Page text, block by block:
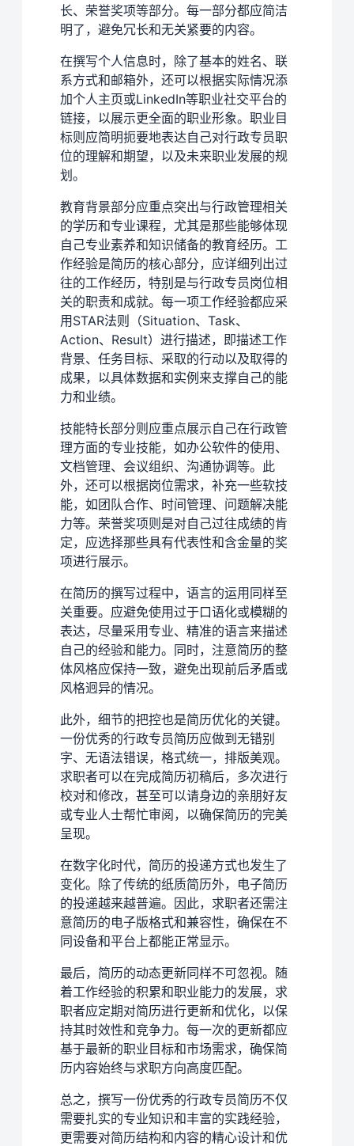
长、荣誉奖项等部分。每一部分都应简洁
明了，避免冗长和无关紧要的内容。
在撰写个人信息时，除了基本的姓名、联
系方式和邮箱外，还可以根据实际情况添
加个人主页或LinkedIn等职业社交平台的
链接，以展示更全面的职业形象。职业目
标则应简明扼要地表达自己对行政专员职
位的理解和期望，以及未来职业发展的规
划。
教育背景部分应重点突出与行政管理相关
的学历和专业课程，尤其是那些能够体现
自己专业素养和知识储备的教育经历。工
作经验是简历的核心部分，应详细列出过
往的工作经历，特别是与行政专员岗位相
关的职责和成就。每一项工作经验都应采
用STAR法则（Situation、Task、
Action、Result）进行描述，即描述工作
背景、任务目标、采取的行动以及取得的
成果，以具体数据和实例来支撑自己的能
力和业绩。
技能特长部分则应重点展示自己在行政管
理方面的专业技能，如办公软件的使用、
文档管理、会议组织、沟通协调等。此
外，还可以根据岗位需求，补充一些软技
能，如团队合作、时间管理、问题解决能
力等。荣誉奖项则是对自己过往成绩的肯
定，应选择那些具有代表性和含金量的奖
项进行展示。
在简历的撰写过程中，语言的运用同样至
关重要。应避免使用过于口语化或模糊的
表达，尽量采用专业、精准的语言来描述
自己的经验和能力。同时，注意简历的整
体风格应保持一致，避免出现前后矛盾或
风格迥异的情况。
此外，细节的把控也是简历优化的关键。
一份优秀的行政专员简历应做到无错别
字、无语法错误，格式统一，排版美观。
求职者可以在完成简历初稿后，多次进行
校对和修改，甚至可以请身边的亲朋好友
或专业人士帮忙审阅，以确保简历的完美
呈现。
在数字化时代，简历的投递方式也发生了
变化。除了传统的纸质简历外，电子简历
的投递越来越普遍。因此，求职者还需注
意简历的电子版格式和兼容性，确保在不
同设备和平台上都能正常显示。
最后，简历的动态更新同样不可忽视。随
着工作经验的积累和职业能力的发展，求
职者应定期对简历进行更新和优化，以保
持其时效性和竞争力。每一次的更新都应
基于最新的职业目标和市场需求，确保简
历内容始终与求职方向高度匹配。
总之，撰写一份优秀的行政专员简历不仅
需要扎实的专业知识和丰富的实践经验，
更需要对简历结构和内容的精心设计和优